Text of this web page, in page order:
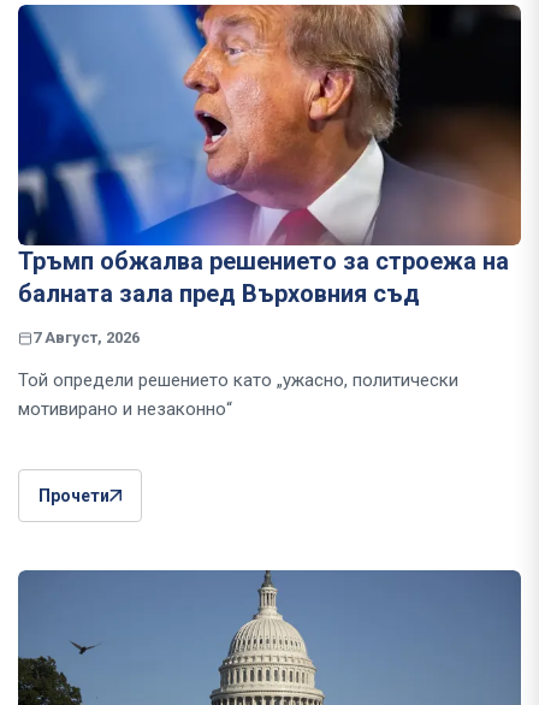
Тръмп обжалва решението за строежа на
балната зала пред Върховния съд
7 Август, 2026
Той определи решението като „ужасно, политически
мотивирано и незаконно“
Прочети